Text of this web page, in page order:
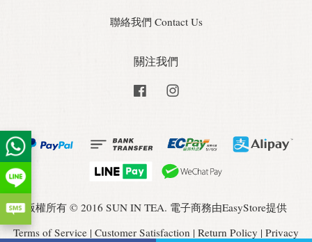
聯絡我們 Contact Us
關注我們
Facebook
版權所有 © 2016 SUN IN TEA. 電子商務由EasyStore提供
Terms of Service | Customer Satisfaction | Return Policy | Privacy